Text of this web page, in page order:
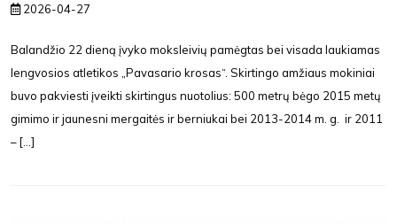
2026-04-27
Balandžio 22 dieną įvyko moksleivių pamėgtas bei visada laukiamas
lengvosios atletikos „Pavasario krosas“. Skirtingo amžiaus mokiniai
buvo pakviesti įveikti skirtingus nuotolius: 500 metrų bėgo 2015 metų
gimimo ir jaunesni mergaitės ir berniukai bei 2013-2014 m. g. ir 2011
– [...]